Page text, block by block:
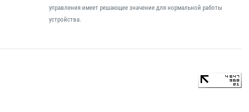
управления имеет решающее значение для нормальной работы
устройства.